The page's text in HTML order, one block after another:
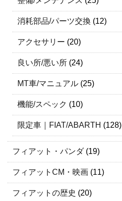
消耗部品/パーツ交換 (12)
アクセサリー (20)
良い所/悪い所 (24)
MT車/マニュアル (25)
機能/スペック (10)
限定車｜FIAT/ABARTH (128)
フィアット・パンダ(19)
フィアットCM・映画 (11)
フィアットの歴史 (20)